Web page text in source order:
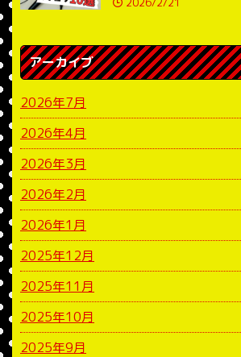
アーカイブ
2026年7月
2026年4月
2026年3月
2026年2月
2026年1月
2025年12月
2025年11月
2025年10月
2025年9月